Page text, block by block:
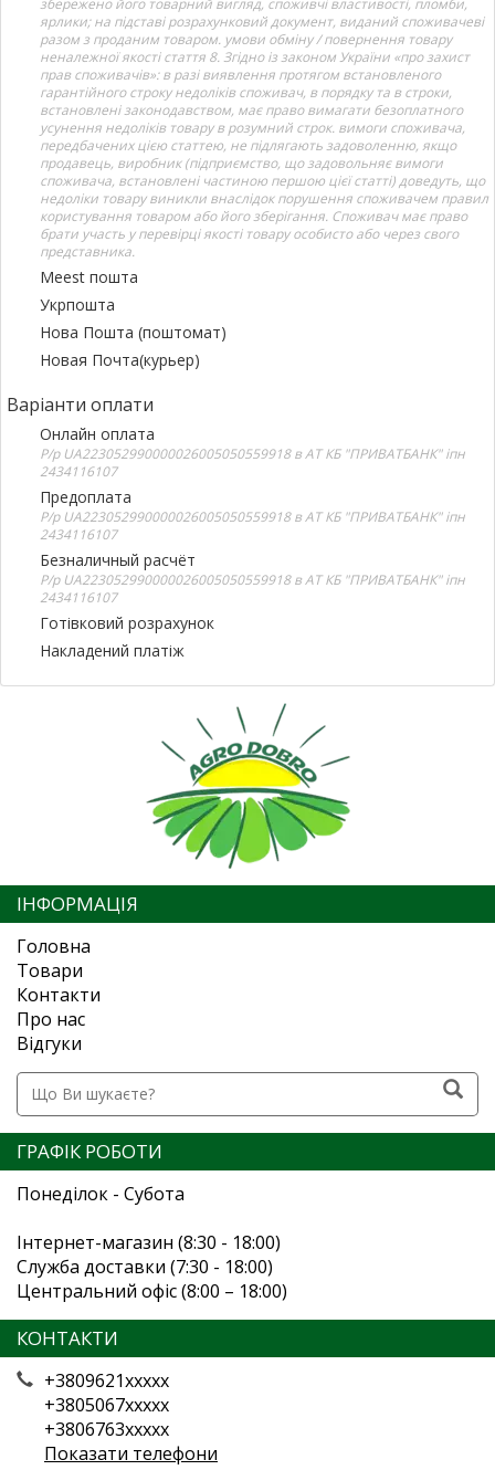
ярлики; на підставі розрахунковий документ, виданий споживачеві
разом з проданим товаром. умови обміну / повернення товару
неналежної якості стаття 8. Згідно із законом України «про захист
прав споживачів»: в разі виявлення протягом встановленого
гарантійного строку недоліків споживач, в порядку та в строки,
встановлені законодавством, має право вимагати безоплатного
усунення недоліків товару в розумний строк. вимоги споживача,
передбачених цією статтею, не підлягають задоволенню, якщо
продавець, виробник (підприємство, що задовольняє вимоги
споживача, встановлені частиною першою цієї статті) доведуть, що
недоліки товару виникли внаслідок порушення споживачем правил
користування товаром або його зберігання. Споживач має право
брати участь у перевірці якості товару особисто або через свого
представника.
Meest пошта
Укрпошта
Нова Пошта (поштомат)
Новая Почта(курьер)
Варіанти оплати
Онлайн оплата
Р/р UA223052990000026005050559918 в АТ КБ "ПРИВАТБАНК" іпн
2434116107
Предоплата
Р/р UA223052990000026005050559918 в АТ КБ "ПРИВАТБАНК" іпн
2434116107
Безналичный расчёт
Р/р UA223052990000026005050559918 в АТ КБ "ПРИВАТБАНК" іпн
2434116107
Готівковий розрахунок
Накладений платіж
ІНФОРМАЦІЯ
Головна
Товари
Контакти
Про нас
Відгуки
ГРАФІК РОБОТИ
Понеділок - Субота
Інтернет-магазин (8:30 - 18:00)
Служба доставки (7:30 - 18:00)
Центральний офіс (8:00 – 18:00)
КОНТАКТИ
+3809621xxxxx
+3805067xxxxx
+3806763xxxxx
Показати телефони